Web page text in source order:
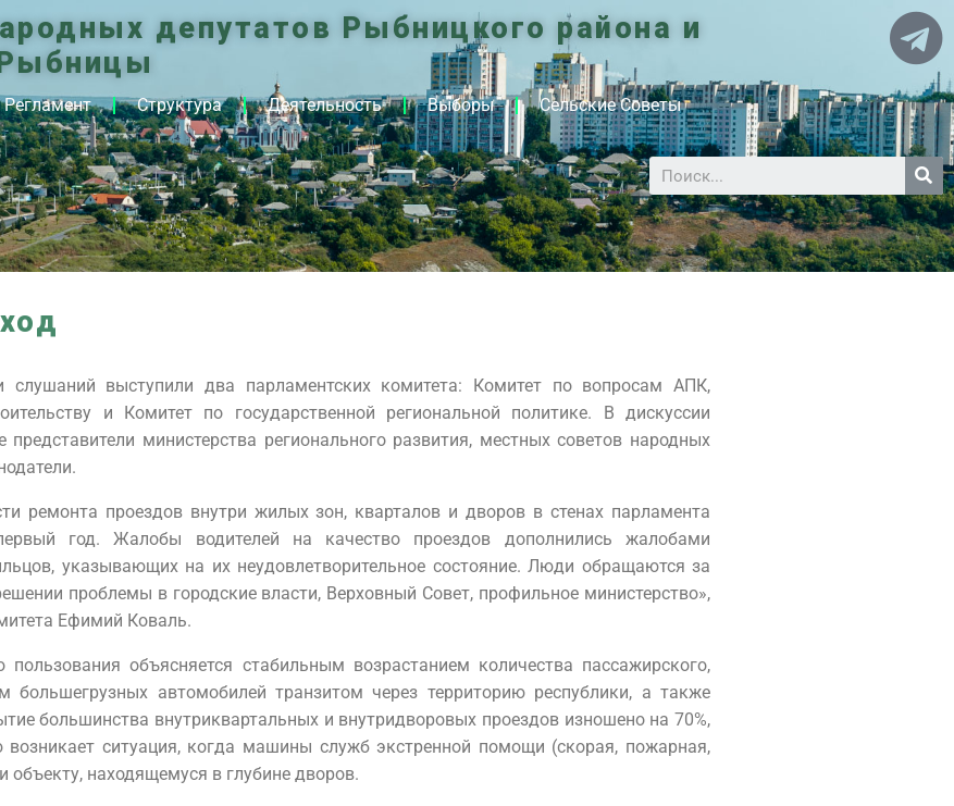
депутатов Рыбницкого района и
Регламент Структура Деятельность Выборы Сельские Советы
слушаний выступили два парламентских комитета: Комитет по вопросам АПК,
и Комитет по государственной региональной политике. В дискуссии
представители министерства регионального развития, местных советов народных
ремонта проездов внутри жилых зон, кварталов и дворов в стенах парламента
год. Жалобы водителей на качество проездов дополнились жалобами
указывающих на их неудовлетворительное состояние. Люди обращаются за
проблемы в городские власти, Верховный Совет, профильное министерство»,
Ефимий Коваль.
объясняется стабильным возрастанием количества пассажирского,
большегрузных автомобилей транзитом через территорию республики, а также
большинства внутриквартальных и внутридворовых проездов изношено на 70%,
возникает ситуация, когда машины служб экстренной помощи (скорая, пожарная,
объекту, находящемуся в глубине дворов.